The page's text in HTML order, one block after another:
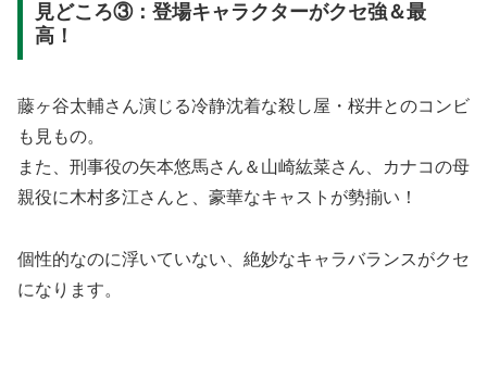
見どころ③：登場キャラクターがクセ強＆最
高！
藤ヶ谷太輔さん演じる冷静沈着な殺し屋・桜井とのコンビ
も見もの。
また、刑事役の矢本悠馬さん＆山崎紘菜さん、カナコの母
親役に木村多江さんと、豪華なキャストが勢揃い！
個性的なのに浮いていない、絶妙なキャラバランスがクセ
になります。